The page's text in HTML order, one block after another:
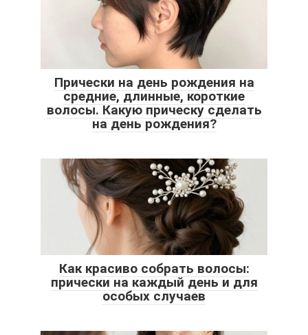
Прически на день рождения на
средние, длинные, короткие
волосы. Какую прическу сделать
на день рождения?
Как красиво собрать волосы:
прически на каждый день и для
особых случаев